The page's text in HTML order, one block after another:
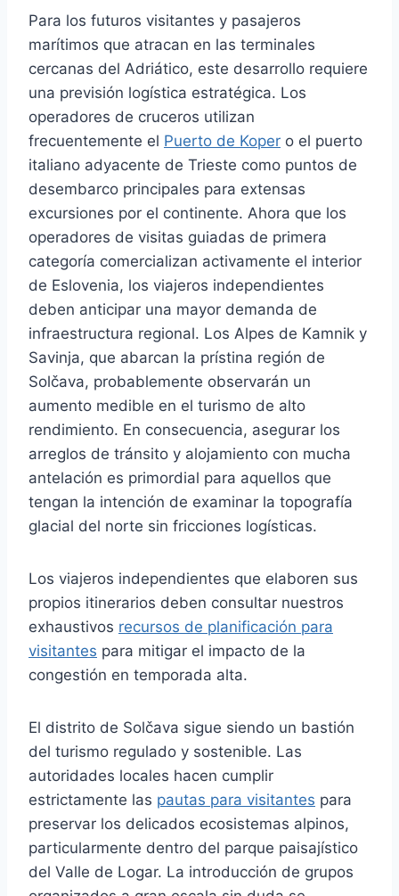
Para los futuros visitantes y pasajeros
marítimos que atracan en las terminales
cercanas del Adriático, este desarrollo requiere
una previsión logística estratégica. Los
operadores de cruceros utilizan
frecuentemente el Puerto de Koper o el puerto
italiano adyacente de Trieste como puntos de
desembarco principales para extensas
excursiones por el continente. Ahora que los
operadores de visitas guiadas de primera
categoría comercializan activamente el interior
de Eslovenia, los viajeros independientes
deben anticipar una mayor demanda de
infraestructura regional. Los Alpes de Kamnik y
Savinja, que abarcan la prístina región de
Solčava, probablemente observarán un
aumento medible en el turismo de alto
rendimiento. En consecuencia, asegurar los
arreglos de tránsito y alojamiento con mucha
antelación es primordial para aquellos que
tengan la intención de examinar la topografía
glacial del norte sin fricciones logísticas.
Los viajeros independientes que elaboren sus
propios itinerarios deben consultar nuestros
exhaustivos recursos de planificación para
visitantes para mitigar el impacto de la
congestión en temporada alta.
El distrito de Solčava sigue siendo un bastión
del turismo regulado y sostenible. Las
autoridades locales hacen cumplir
estrictamente las pautas para visitantes para
preservar los delicados ecosistemas alpinos,
particularmente dentro del parque paisajístico
del Valle de Logar. La introducción de grupos